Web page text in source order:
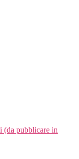
pubblicare in